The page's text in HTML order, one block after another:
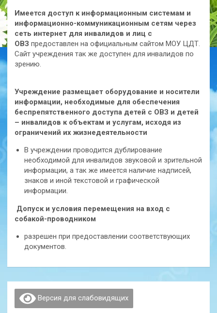
Имеется доступ к информационным системам и
информационно-коммуникационным сетям через
сеть интернет для инвалидов и лиц с
ОВЗ предоставлен на официальным сайтом МОУ ЦДТ.
Сайт учреждения так же доступен для инвалидов по
зрению.
Учреждение размещает оборудование и носители
информации, необходимые для обеспечения
беспрепятственного доступа детей с ОВЗ и детей
– инвалидов к объектам и услугам, исходя из
ограничений их жизнедеятельности
В учреждении проводится дублирование
необходимой для инвалидов звуковой и зрительной
информации, а так же имеется наличие надписей,
знаков и иной текстовой и графической
информации.
Допуск и условия перемещения на вход с
собакой-проводником
разрешен при предоставлении соответствующих
документов.
Версия для слабовидящих